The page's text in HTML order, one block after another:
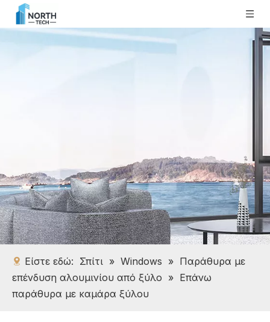
Είστε εδώ: Σπίτι » Windows » Παράθυρα με
επένδυση αλουμινίου από ξύλο » Επάνω
παράθυρα με καμάρα ξύλου